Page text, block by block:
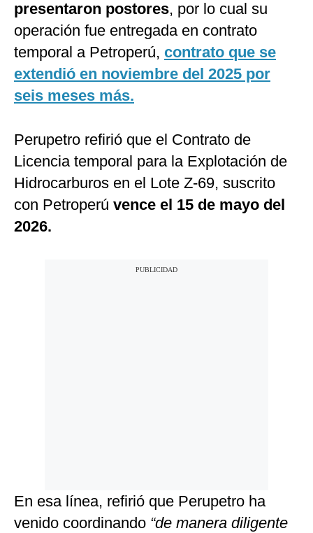
presentaron postores, por lo cual su
operación fue entregada en contrato
temporal a Petroperú, contrato que se
extendió en noviembre del 2025 por
seis meses más.
Perupetro refirió que el Contrato de
Licencia temporal para la Explotación de
Hidrocarburos en el Lote Z-69, suscrito
con Petroperú vence el 15 de mayo del
2026.
En esa línea, refirió que Perupetro ha
venido coordinando “de manera diligente